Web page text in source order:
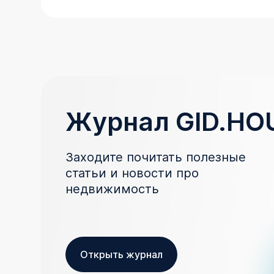
Журнал
Заходите почитать полезные
статьи и новости про
недвижимость
Открыть журнал